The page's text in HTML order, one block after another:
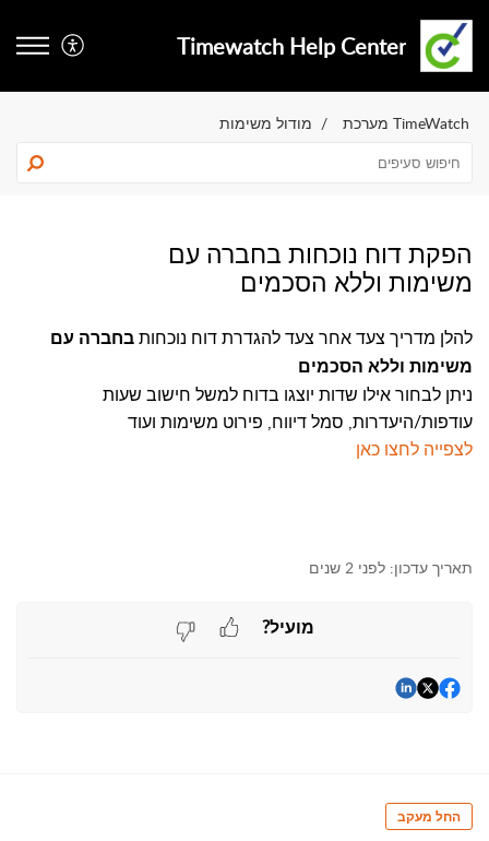
Timewatch Help Center
TimeWatch מערכת מודול משימות
הפקת דוח נוכחות בחברה עם
משימות וללא הסכמים
להלן מדריך צעד אחר צעד להגדרת דוח נוכחות בחברה עם
משימות וללא הסכמים
ניתן לבחור אילו שדות יוצגו בדוח למשל חישוב שעות
עודפות/היעדרות, סמל דיווח, פירוט משימות ועוד
לצפייה לחצו כאן
תאריך עדכון: לפני 2 שנים
מועיל?
החל מעקב